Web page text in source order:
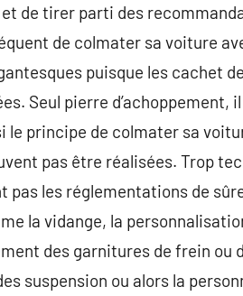
de tirer parti des
de colmater sa voiture
puisque les cachet
Seul pierre
le principe de colmater sa
pas être réalisées. Trop
pas les réglementations de
la vidange, la
des garnitures de frein ou
suspension ou alors la